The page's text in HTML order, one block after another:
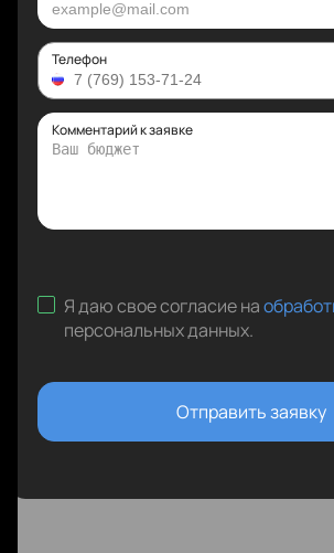
Телефон
Комментарий к заявке
Я даю свое согласие на
персональных данных.
Отправить заявку